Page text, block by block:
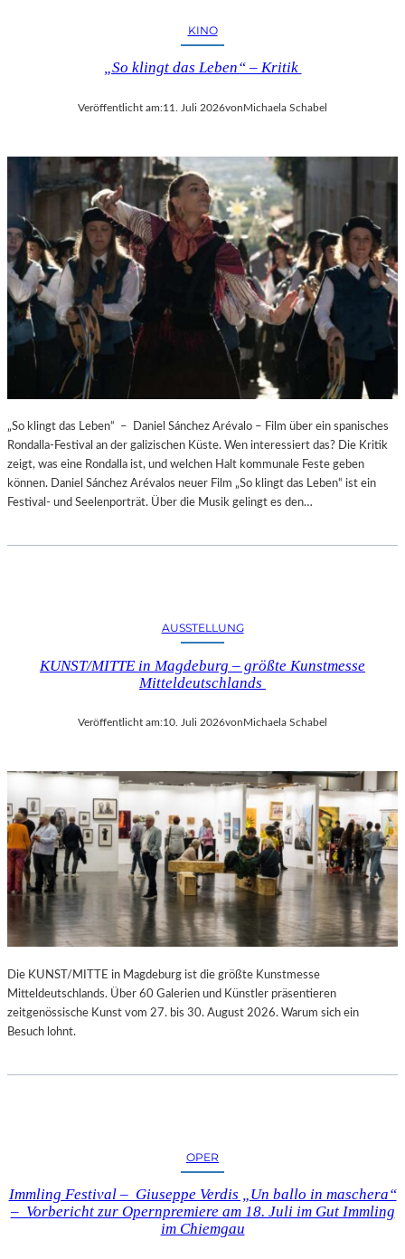
KINO
„So klingt das Leben“ – Kritik
Veröffentlicht am:11. Juli 2026vonMichaela Schabel
„So klingt das Leben“ – Daniel Sánchez Arévalo – Film über ein spanisches
Rondalla-Festival an der galizischen Küste. Wen interessiert das? Die Kritik
zeigt, was eine Rondalla ist, und welchen Halt kommunale Feste geben
können. Daniel Sánchez Arévalos neuer Film „So klingt das Leben“ ist ein
Festival- und Seelenporträt. Über die Musik gelingt es den…
AUSSTELLUNG
KUNST/MITTE in Magdeburg – größte Kunstmesse
Mitteldeutschlands
Veröffentlicht am:10. Juli 2026vonMichaela Schabel
Die KUNST/MITTE in Magdeburg ist die größte Kunstmesse
Mitteldeutschlands. Über 60 Galerien und Künstler präsentieren
zeitgenössische Kunst vom 27. bis 30. August 2026. Warum sich ein
Besuch lohnt.
OPER
Immling Festival – Giuseppe Verdis „Un ballo in maschera“
– Vorbericht zur Opernpremiere am 18. Juli im Gut Immling
im Chiemgau